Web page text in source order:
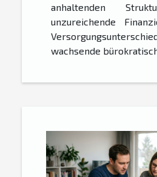
anhaltenden
unzureichende
wachsende